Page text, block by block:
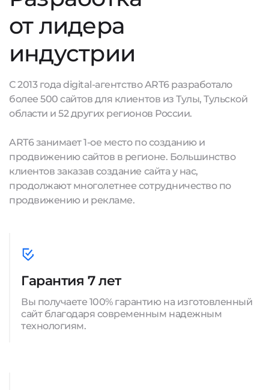
от лидера
индустрии
С 2013 года digital-агентство ART6 разработало
более 500 сайтов для клиентов из Тулы, Тульской
области и 52 других регионов России.
ART6 занимает 1-ое место по созданию и
продвижению сайтов в регионе. Большинство
клиентов заказав создание сайта у нас,
продолжают многолетнее сотрудничество по
продвижению и рекламе.
Гарантия 7 лет
Вы получаете 100% гарантию на изготовленный
сайт благодаря современным надежным
технологиям.